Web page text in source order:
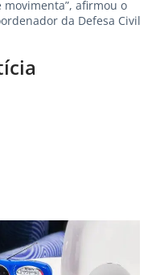
afirmou o
da Defesa Civil